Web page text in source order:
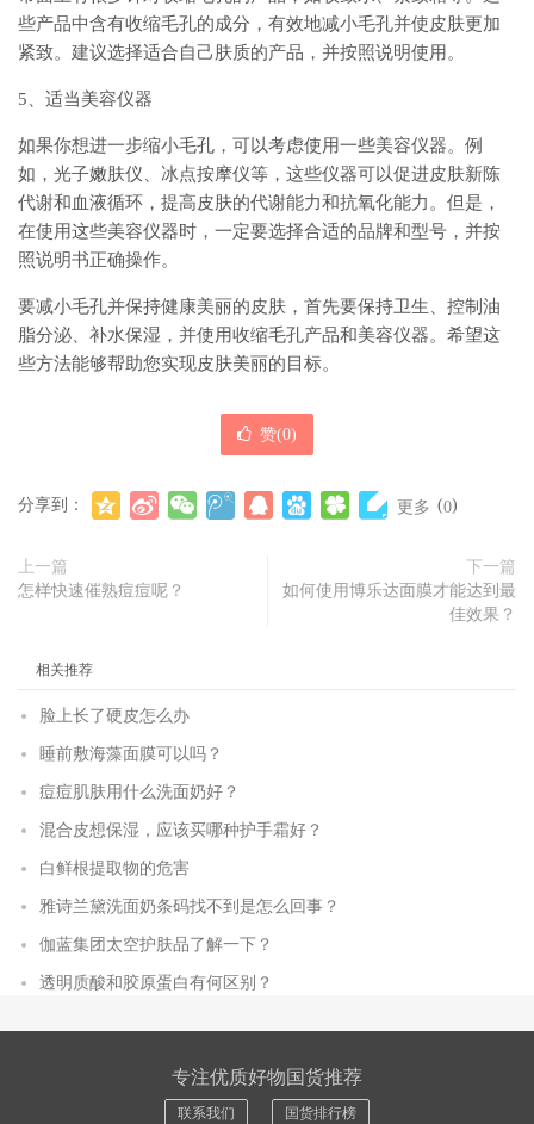
些产品中含有收缩毛孔的成分，有效地减小毛孔并使皮肤更加
紧致。建议选择适合自己肤质的产品，并按照说明使用。
5、适当美容仪器
如果你想进一步缩小毛孔，可以考虑使用一些美容仪器。例
如，光子嫩肤仪、冰点按摩仪等，这些仪器可以促进皮肤新陈
代谢和血液循环，提高皮肤的代谢能力和抗氧化能力。但是，
在使用这些美容仪器时，一定要选择合适的品牌和型号，并按
照说明书正确操作。
要减小毛孔并保持健康美丽的皮肤，首先要保持卫生、控制油
脂分泌、补水保湿，并使用收缩毛孔产品和美容仪器。希望这
些方法能够帮助您实现皮肤美丽的目标。
赞(0)
分享到： 更多 (0)
上一篇
怎样快速催熟痘痘呢？
下一篇
如何使用博乐达面膜才能达到最
佳效果？
相关推荐
脸上长了硬皮怎么办
睡前敷海藻面膜可以吗？
痘痘肌肤用什么洗面奶好？
混合皮想保湿，应该买哪种护手霜好？
白鲜根提取物的危害
雅诗兰黛洗面奶条码找不到是怎么回事？
伽蓝集团太空护肤品了解一下？
透明质酸和胶原蛋白有何区别？
专注优质好物国货推荐
联系我们 国货排行榜